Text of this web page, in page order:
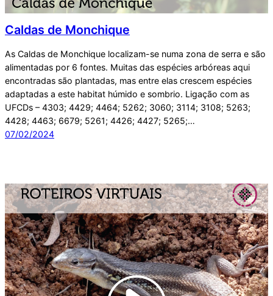
Caldas de Monchique
As Caldas de Monchique localizam-se numa zona de serra e são
alimentadas por 6 fontes. Muitas das espécies arbóreas aqui
encontradas são plantadas, mas entre elas crescem espécies
adaptadas a este habitat húmido e sombrio. Ligação com as
UFCDs – 4303; 4429; 4464; 5262; 3060; 3114; 3108; 5263;
4428; 4463; 6679; 5261; 4426; 4427; 5265;…
07/02/2024